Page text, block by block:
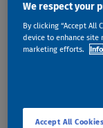
We respect your
By clicking “Accept All
device to enhance site
marketing efforts.
Info
Accept All Cookies